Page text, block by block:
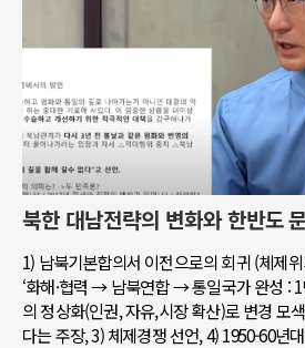
북한 대남전략의 변화와 한반도
1) 남북기본합의서 이전으로의 회귀 (체제
‘화해·협력 → 남북연합 → 통일국가 완성 :
의 정상화(인권, 자유,시장 확산)로 변경 모
다는 주장, 3) 체제경쟁 선언, 4) 1950-60년